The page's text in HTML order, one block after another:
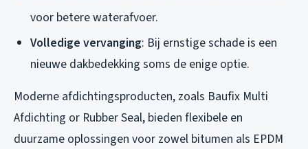
voor betere waterafvoer.
Volledige vervanging: Bij ernstige schade is een
nieuwe dakbedekking soms de enige optie.
Moderne afdichtingsproducten, zoals Baufix Multi
Afdichting or Rubber Seal, bieden flexibele en
duurzame oplossingen voor zowel bitumen als EPDM